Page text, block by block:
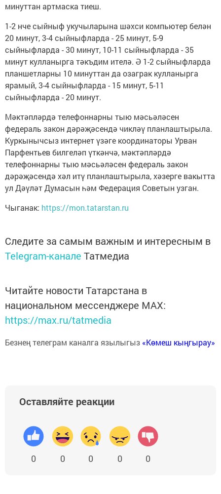
минуттан артмаска тиеш.
1-2 нче сыйныф укучыларына шәхси компьютер белән
20 минут, 3-4 сыйныфларда - 25 минут, 5-9
сыйныфларда - 30 минут, 10-11 сыйныфларда - 35
минут кулланырга тәкъдим ителә. Ә 1-2 сыйныфларда
планшетларны 10 минуттан да озаграк кулланырга
ярамый, 3-4 сыйныфларда - 15 минут, 5-11
сыйныфларда - 20 минут.
Мәктәпләрдә телефоннарны тыю мәсьәләсен
федераль закон дәрәҗәсендә чикләү планлаштырыла.
Куркынычсыз интернет үзәге координаторы Урван
Парфентьев билгеләп үткәнчә, мәктәпләрдә
телефоннарны тыю мәсьәләсен федераль закон
дәрәҗәсендә хәл итү планлаштырыла, хәзерге вакытта
ул Дәүләт Думасын һәм Федерация Советын узган.
Чыганак: https://mon.tatarstan.ru
Следите за самым важным и интересным в
Telegram-канале Татмедиа
Читайте новости Татарстана в
национальном мессенджере MАХ:
https://max.ru/tatmedia
Безнең телеграм каналга язылыгыз «Көмеш кыңгырау»
Оставляйте реакции
0 0 0 0 0